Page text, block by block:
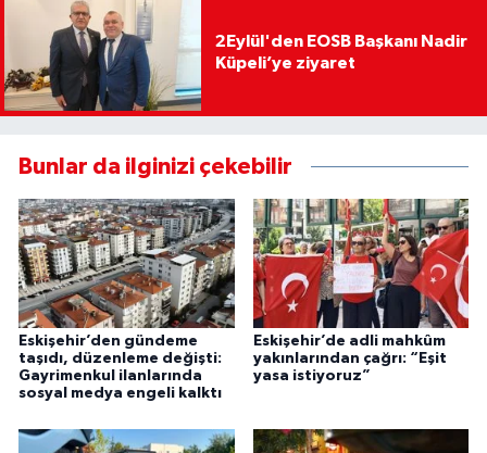
2Eylül'den EOSB Başkanı Nadir
Küpeli’ye ziyaret
Bunlar da ilginizi çekebilir
Eskişehir’den gündeme
taşıdı, düzenleme değişti:
Gayrimenkul ilanlarında
sosyal medya engeli kalktı
Eskişehir’de adli mahkûm
yakınlarından çağrı: “Eşit
yasa istiyoruz”